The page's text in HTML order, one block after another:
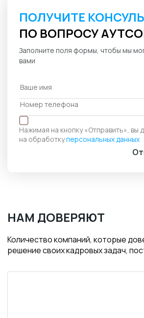
ПОЛУЧИТЕ
ПО ВОПРОСУ
Заполните поля формы, чтобы мы
вами
Нажимая на кнопку «Отправить», вы
на обработкуперсональных данных
НАМ ДОВЕРЯЮТ
Количество компаний, которые
решение своих кадровых задач,